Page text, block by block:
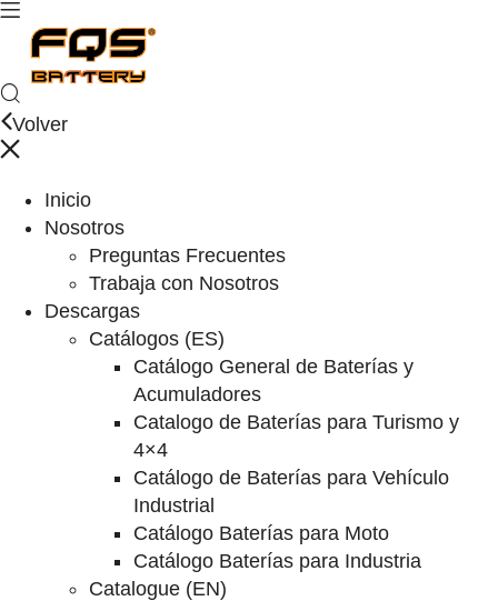
Volver
Inicio
Nosotros
Preguntas Frecuentes
Trabaja con Nosotros
Descargas
Catálogos (ES)
Catálogo General de Baterías y
Acumuladores
Catalogo de Baterías para Turismo y
4×4
Catálogo de Baterías para Vehículo
Industrial
Catálogo Baterías para Moto
Catálogo Baterías para Industria
Catalogue (EN)